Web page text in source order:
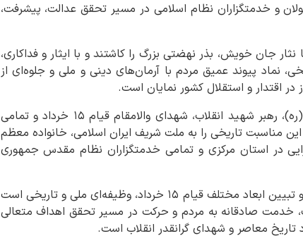
و خدمتگزاران نظام اسلامی در مسیر تحقق عدالت، پیشرفت،
که با نثار جان خویش، بذر نهضتی بزرگ را کاشتند و با ایثار و فداکاری،
نماد پیوند عمیق مردم با آرمان‌های دینی و ملی و جلوه‌ای از
در اقتدار و استقلال کشور نمایان است.
اینجانب ضمن گرامیداشت یاد و خاطره حضرت امام خمینی(ره)، رهبر شهید انقلاب، شهدای والامقام قیام ۱۵ خرداد و تمامی
مناسبت تاریخی را به ملت شریف ایران اسلامی، خانواده معظم
در استان مرکزی و تمامی خدمتگزاران نظام مقدس جمهوری
بی‌تردید پاسداشت اندیشه‌ها و آرمان‌های بلند امام راحل(ره) و تبیین ابعاد مختلف قیام ۱۵ خرداد، وظیفه‌ای ملی و تاریخی است
خدمت صادقانه به مردم و حرکت در مسیر تحقق اهداف متعالی
تاریخ معاصر و شهدای گرانقدر انقلاب است.